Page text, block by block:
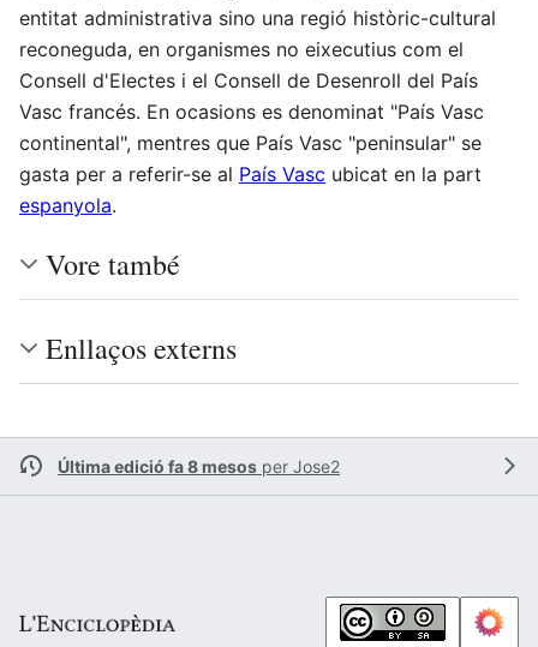
entitat administrativa sino una regió històric-cultural
reconeguda, en organismes no eixecutius com el
Consell d'Electes i el Consell de Desenroll del País
Vasc francés. En ocasions es denominat "País Vasc
continental", mentres que País Vasc "peninsular" se
gasta per a referir-se al País Vasc ubicat en la part
espanyola.
Vore també
Enllaços externs
Última edició fa 8 mesos per Jose2